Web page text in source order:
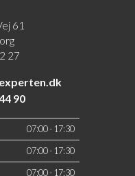
61
27
90
07:00 - 17:30
07:00 - 17:30
07:00 - 17:30